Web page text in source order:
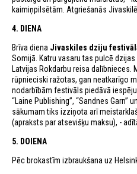
kaimiņpilsētām. Atgriešanās
4. DIENA
Brīva diena Jivaskiles dziju
Somijā. Katru vasaru tas pulcē
Latvijas Rokdarbu reisa
rūpnieciski ražotas, gan neatkarīgo
nodarbībām festivāls piedāvā
“Laine Publishing”, “Sandnes
sākumam tiks izziņota arī
(apraksts par atsevišķu maksu), -
5. DOIENA
Pēc brokastīm izbraukšana uz